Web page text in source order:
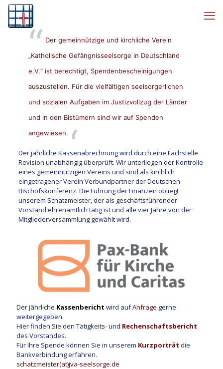
Der gemeinnützige und kirchliche Verein
„Katholische Gefängnisseelsorge in Deutschland
e.V.“ ist berechtigt, Spendenbescheinigungen
auszustellen. Für die vielfältigen seelsorgerlichen
und sozialen Aufgaben im Justizvollzug der Länder
und in den Bistümern sind wir auf Spenden
angewiesen.
Der jährliche Kassenabrechnung wird durch eine Fachstelle
Revision unabhängig überprüft. Wir unterliegen der Kontrolle
eines gemeinnützigen Vereins und sind als kirchlich
eingetragener Verein Verbundpartner der Deutschen
Bischofskonferenz. Die Führung der Finanzen obliegt
unserem Schatzmeister, der als geschäftsführender
Vorstand ehrenamtlich tätig ist und alle vier Jahre von der
Mitgliederversammlung gewählt wird.
Der jährliche Kassenbericht wird aufAnfrage gerne
weitergegeben.
Hier finden Sie den Tätigkeits- und Rechenschaftsbericht
des Vorstandes.
Für Ihre Spende können Sie in unserem Kurzporträt die
Bankverbindung erfahren.
schatzmeister(at)jva-seelsorge.de